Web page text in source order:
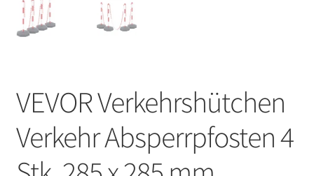
VEVOR Verkehrshütchen
Verkehr Absperrpfosten 4